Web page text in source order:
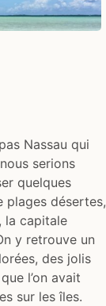
Nassau qui
serions
quelques
plages désertes,
la capitale
y retrouve un
des jolis
l’on avait
sur les îles.